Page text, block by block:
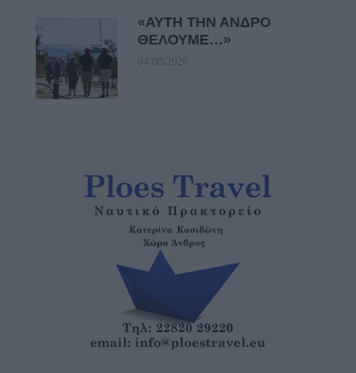
«ΑΥΤΗ ΤΗΝ ΑΝΔΡΟ
ΘΕΛΟΥΜΕ…»
04/08/2026